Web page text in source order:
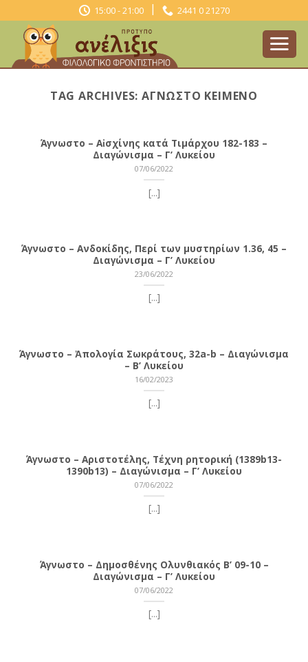
to
content
15:00 - 21:00 | 2441 0 21270
TAG ARCHIVES:ΆΓΝΩΣΤΟ ΚΕΊΜΕΝΟ
Άγνωστο – Αἰσχίνης κατά Τιμάρχου 182-183 –
Διαγώνισμα – Γ’ Λυκείου
07/06/2022
[...]
Άγνωστο – Ανδοκίδης, Περί των μυστηρίων 1.36, 45 –
Διαγώνισμα – Γ’ Λυκείου
23/06/2022
[...]
Άγνωστο – Ἀπολογία Σωκράτους, 32a-b – Διαγώνισμα
– Β’ Λυκείου
16/02/2023
[...]
Άγνωστο – Αριστοτέλης, Τέχνη ρητορική (1389b13-
1390b13) – Διαγώνισμα – Γ’ Λυκείου
07/06/2022
[...]
Άγνωστο – Δημοσθένης Ολυνθιακός Β’ 09-10 –
Διαγώνισμα – Γ’ Λυκείου
07/06/2022
[...]